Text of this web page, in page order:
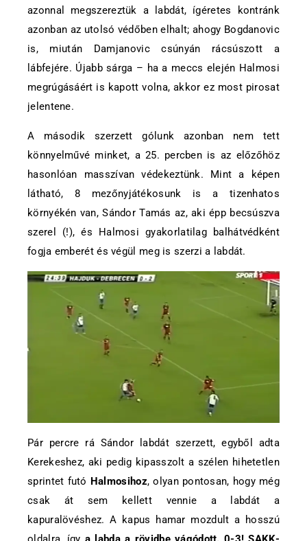
azonnal megszereztük a labdát, ígéretes kontránk
azonban az utolsó védőben elhalt; ahogy Bogdanovic
is, miután Damjanovic csúnyán rácsúszott a
lábfejére. Újabb sárga – ha a meccs elején Halmosi
megrúgásáért is kapott volna, akkor ez most pirosat
jelentene.
A második szerzett gólunk azonban nem tett
könnyelművé minket, a 25. percben is az előzőhöz
hasonlóan masszívan védekeztünk. Mint a képen
látható, 8 mezőnyjátékosunk is a tizenhatos
környékén van, Sándor Tamás az, aki épp becsúszva
szerel (!), és Halmosi gyakorlatilag balhátvédként
fogja emberét és végül meg is szerzi a labdát.
Pár percre rá Sándor labdát szerzett, egyből adta
Kerekeshez, aki pedig kipasszolt a szélen hihetetlen
sprintet futó Halmosihoz, olyan pontosan, hogy még
csak át sem kellett vennie a labdát a
kapuralövéshez. A kapus hamar mozdult a hosszú